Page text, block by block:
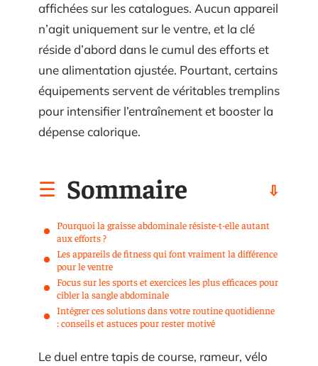
affichées sur les catalogues. Aucun appareil
n’agit uniquement sur le ventre, et la clé
réside d’abord dans le cumul des efforts et
une alimentation ajustée. Pourtant, certains
équipements servent de véritables tremplins
pour intensifier l’entraînement et booster la
dépense calorique.
Sommaire
Pourquoi la graisse abdominale résiste-t-elle autant
aux efforts ?
Les appareils de fitness qui font vraiment la différence
pour le ventre
Focus sur les sports et exercices les plus efficaces pour
cibler la sangle abdominale
Intégrer ces solutions dans votre routine quotidienne
: conseils et astuces pour rester motivé
Le duel entre tapis de course, rameur, vélo